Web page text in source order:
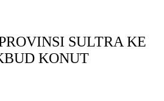
SULTRA KE
KONUT